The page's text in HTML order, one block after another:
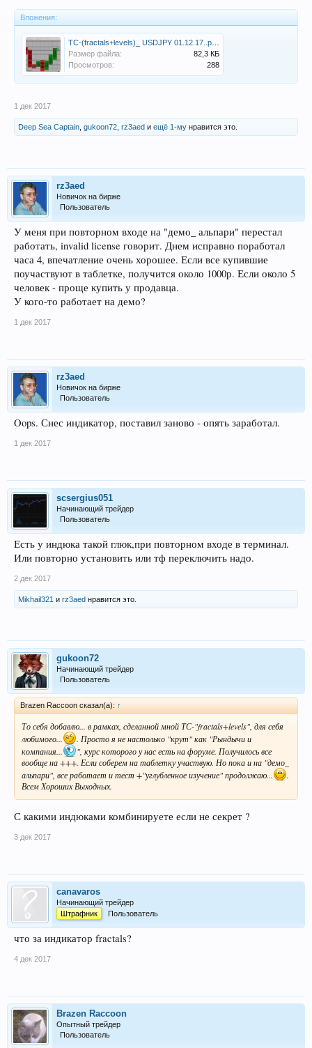
Вложения:
Размер файла:
82,3 КБ
Просмотров:
288
1 дек 2017
Deep Sea Captain gukoon72 rz3aed и ещё 1-му нравится это.
rz3aed
Новичок на бирже
Пользователь
У меня при повторном входе на "демо_ альпари" перестал
работать, invalid license говорит. Днем исправно поработал
часа 4, впечатление очень хорошее. Если все купившие
поучаствуют в таблетке, получится около 1000р. Если около 5
человек - проще купить у продавца.
У кого-то работает на демо?
1 дек 2017
rz3aed
Новичок на бирже
Пользователь
Oops. Снес индикатор, поставил заново - опять заработал.
1 дек 2017
scsergius051
Начинающий трейдер
Пользователь
Есть у индюка такой глюк,при повторном входе в терминал.
Или повторно установить или тф переключить надо.
2 дек 2017
Mikhail321 и rz3aed нравится это.
gukoon72
Начинающий трейдер
Пользователь
Brazen Raccoon сказал(а): ↑
То себя добавлю... в рамках, сделанной мной ТС-"fractals+levels", для себя
любимого...
. Просто я не настолько "крут" как "Рындычи и
компания...
", курс которого у нас есть на форуме. Получилось все
вообще на +++. Если соберем на таблетку участвую. Но пока и на "демо_
альпари", все работает и тест +"углубленное изучение" продолжаю...
.
Всем Хороших Выходных.
С какими индюками комбинируете если не секрет ?
3 дек 2017
canavaros
Начинающий трейдер
Штрафник
Пользователь
что за индикатор fractals?
4 дек 2017
Brazen Raccoon
Опытный трейдер
Пользователь